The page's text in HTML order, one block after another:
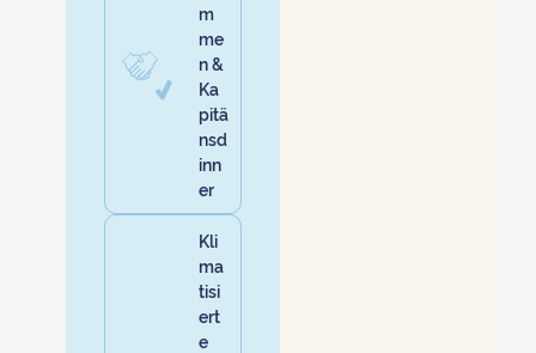
m
me
n &
Ka
pitä
nsd
inn
er
Kli
ma
tisi
ert
e